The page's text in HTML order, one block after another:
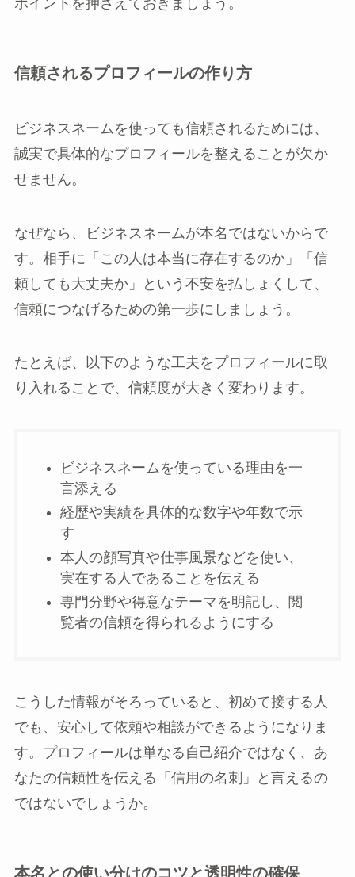
ポイントを押さえておきましょう。
信頼されるプロフィールの作り方
ビジネスネームを使っても信頼されるためには、
誠実で具体的なプロフィールを整えることが欠か
せません。
なぜなら、ビジネスネームが本名ではないからで
す。相手に「この人は本当に存在するのか」「信
頼しても大丈夫か」という不安を払しょくして、
信頼につなげるための第一歩にしましょう。
たとえば、以下のような工夫をプロフィールに取
り入れることで、信頼度が大きく変わります。
ビジネスネームを使っている理由を一
言添える
経歴や実績を具体的な数字や年数で示
す
本人の顔写真や仕事風景などを使い、
実在する人であることを伝える
専門分野や得意なテーマを明記し、閲
覧者の信頼を得られるようにする
こうした情報がそろっていると、初めて接する人
でも、安心して依頼や相談ができるようになりま
す。プロフィールは単なる自己紹介ではなく、あ
なたの信頼性を伝える「信用の名刺」と言えるの
ではないでしょうか。
本名との使い分けのコツと透明性の確保